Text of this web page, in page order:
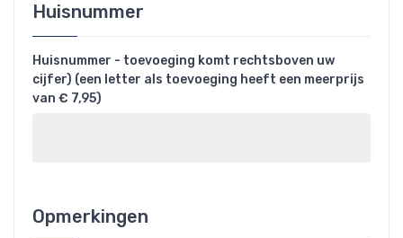
Huisnummer
Huisnummer - toevoeging komt rechtsboven uw
cijfer) (een letter als toevoeging heeft een meerprijs
van € 7,95)
Opmerkingen